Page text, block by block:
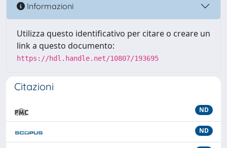
Informazioni
Utilizza questo identificativo per citare o creare un
link a questo documento:
https://hdl.handle.net/10807/193695
Citazioni
ND
ND